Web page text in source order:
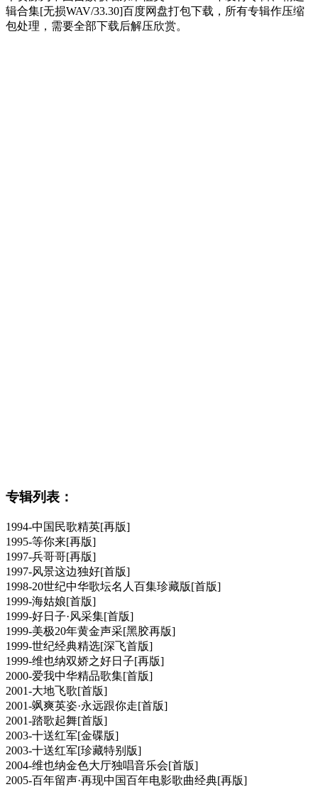
辑合集[无损WAV/33.30]百度网盘打包下载，所有专辑作压缩
包处理，需要全部下载后解压欣赏。
专辑列表：
1994-中国民歌精英[再版]
1995-等你来[再版]
1997-兵哥哥[再版]
1997-风景这边独好[首版]
1998-20世纪中华歌坛名人百集珍藏版[首版]
1999-海姑娘[首版]
1999-好日子·风采集[首版]
1999-美极20年黄金声采[黑胶再版]
1999-世纪经典精选[深飞首版]
1999-维也纳双娇之好日子[再版]
2000-爱我中华精品歌集[首版]
2001-大地飞歌[首版]
2001-飒爽英姿·永远跟你走[首版]
2001-踏歌起舞[首版]
2003-十送红军[金碟版]
2003-十送红军[珍藏特别版]
2004-维也纳金色大厅独唱音乐会[首版]
2005-百年留声·再现中国百年电影歌曲经典[再版]